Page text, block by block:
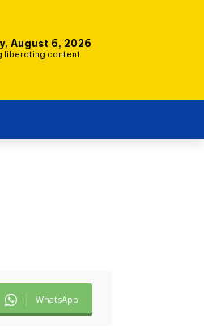
August 6, 2026
liberating content
WhatsApp